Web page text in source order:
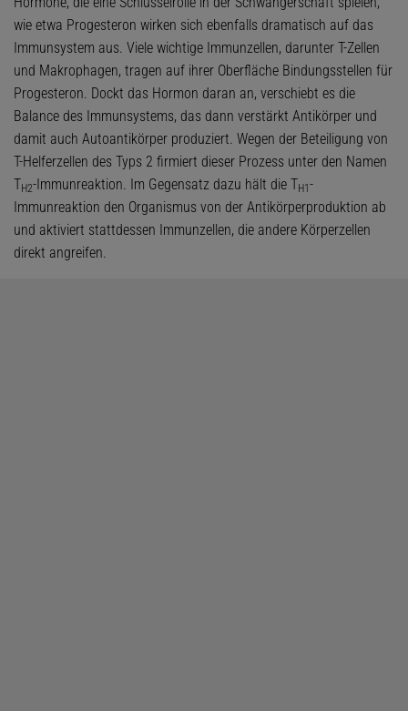
wie etwa Progesteron wirken sich ebenfalls dramatisch auf das
Immunsystem aus. Viele wichtige Immunzellen, darunter T-Zellen
und Makrophagen, tragen auf ihrer Oberfläche Bindungsstellen für
Progesteron. Dockt das Hormon daran an, verschiebt es die
Balance des Immunsystems, das dann verstärkt Antikörper und
damit auch Autoantikörper produziert. Wegen der Beteiligung von
T-Helferzellen des Typs 2 firmiert dieser Prozess unter den Namen
TH2-Immunreaktion. Im Gegensatz dazu hält die TH1 -
Immunreaktion den Organismus von der Antikörperproduktion ab
und aktiviert stattdessen Immunzellen, die andere Körperzellen
direkt angreifen.